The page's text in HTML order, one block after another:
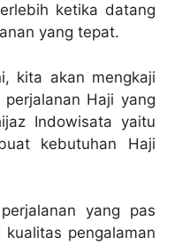
ketika datang
yang tepat.
kita akan mengkaji
Haji yang
Indowisata yaitu
kebutuhan Haji
yang pas
pengalaman